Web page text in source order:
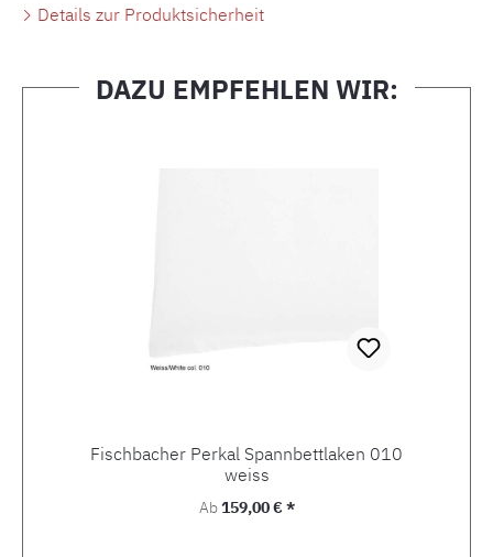
Details zur Produktsicherheit
DAZU EMPFEHLEN WIR:
Fischbacher Perkal Spannbettlaken 010
weiss
Regulärer Preis:
Ab159,00 € *